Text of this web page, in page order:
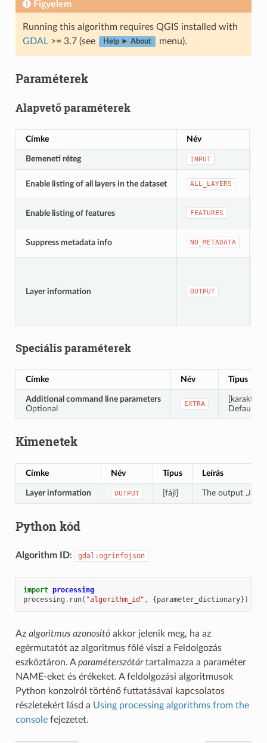
Figyelem
Running this algorithm requires QGIS installed with
GDAL>= 3.7 (see Help ► About menu).
Paraméterek
Alapvető paraméterek
Címke Név
Bemeneti réteg INPUT
Enable listing of all layers in the dataset ALL_LAYERS
Enable listing of features FEATURES
Suppress metadata info NO_METADATA
Layer information OUTPUT
Speciális paraméterek
Címke Név Típus
Additional command line parameters
Optional
EXTRA
Default:
Kimenetek
Címke Név Típus Leírás
Layer information OUTPUT [fájl] The output .JSON
Python kód
Algorithm ID: gdal:ogrinfojson
import processing
processing . run( "algorithm_id" , {parameter_dictionary})
Az algoritmus azonosítóakkor jelenik meg, ha az
egérmutatót az algoritmus fölé viszi a Feldolgozás
eszköztáron. Aparaméterszótártartalmazza a paraméter
NAME-eket és érékeket. A feldolgozási algoritmusok
Python konzolról történő futtatásával kapcsolatos
részletekért lásd a Using processing algorithms from the
consolefejezetet.